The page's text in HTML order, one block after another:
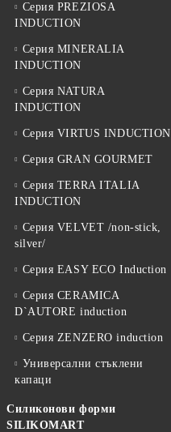
Серия PREZIOSA
INDUCTION
Серия MINERALIA
INDUCTION
Серия NATURA
INDUCTION
Серия VIRTUS INDUCTION
Серия GRAN GOURMET
Серия TERRA ITALIA
INDUCTION
Серия VELVET /non-stick,
silver/
Серия EASY ECO Induction
Серия CERAMICA
D`AUTORE induction
Серия ZENZERO induction
Универсални стъклени
капаци
Силиконови форми
SILIKOMART